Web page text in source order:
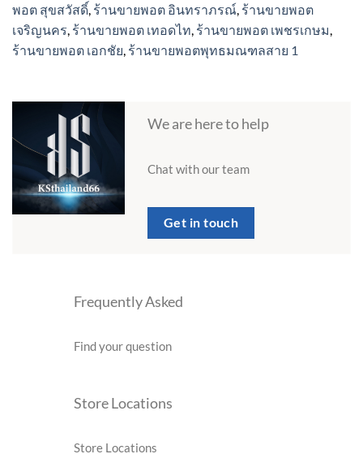
พอต สุขสวัสดิ์, ร้านขายพอต อินทราภรณ์, ร้านขายพอต
เจริญนคร, ร้านขายพอต เทอดไท, ร้านขายพอต เพชรเกษม,
ร้านขายพอต เอกชัย, ร้านขายพอตพุทธมณฑลสาย 1
We are here to help
Chat with our team
Get in touch
Frequently Asked
Find your question
Store Locations
Store Locations